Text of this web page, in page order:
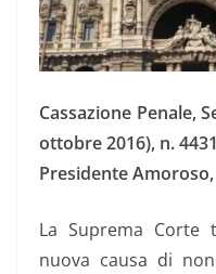
Cassazione Penale,
ottobre 2016), n.
Presidente
La Suprema Corte
nuova causa di